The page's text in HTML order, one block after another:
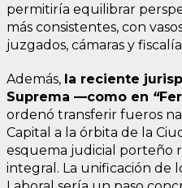
permitiría equilibrar
más consistentes, con
juzgados, cámaras y
Además, la reciente
Suprema —como en “
ordenó transferir fueros
Capital a la órbita de la
esquema judicial porteño
integral. La unificación de